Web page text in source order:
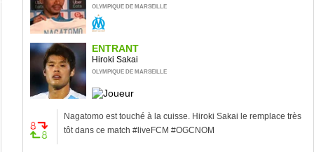
OLYMPIQUE DE MARSEILLE
ENTRANT
Hiroki Sakai
OLYMPIQUE DE MARSEILLE
Nagatomo est touché à la cuisse. Hiroki Sakai le remplace très
tôt dans ce match #liveFCM #OGCNOM